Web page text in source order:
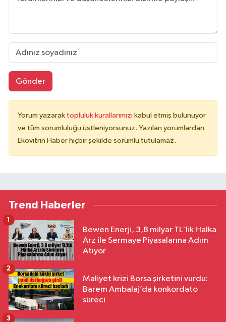
Gönder
Yorum yazarak topluluk kurallarımızı kabul etmiş bulunuyor
ve tüm sorumluluğu üstleniyorsunuz. Yazılan yorumlardan
Ekovitrin Haber hiçbir şekilde sorumlu tutulamaz.
Trend Haberler
Bewen Enerji, 3,8 milyar TL'lik Halka
Arz ile Sermaye Piyasalarına Adım
Atıyor
1
Maliyet krizi Borsa şirketini vurdu:
Barem Ambalaj’da konkordato
süreci
2
3